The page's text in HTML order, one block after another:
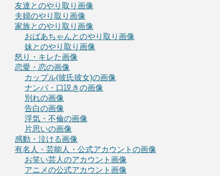
友達とのやり取り画像
夫婦のやり取り画像
家族とのやり取り画像
おばあちゃんとのやり取り画像
妹とのやり取り画像
怒り・キレた画像
恋愛・恋の画像
カップル(彼氏彼女)の画像
ナンパ・口説きの画像
別れの画像
告白の画像
浮気・不倫の画像
片思いの画像
感動・泣ける画像
有名人・芸能人・公式アカウントの画像
お笑い芸人のアカウント画像
アニメの公式アカウント画像